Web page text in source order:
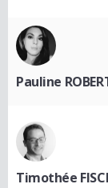
Pauline
Timothée